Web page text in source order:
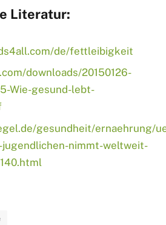
Literatur:
de/fettleibigkeit
downloads/20150126-
Wie-gesund-lebt-
gesundheit/ernaehrung/
nimmt-weltweit-